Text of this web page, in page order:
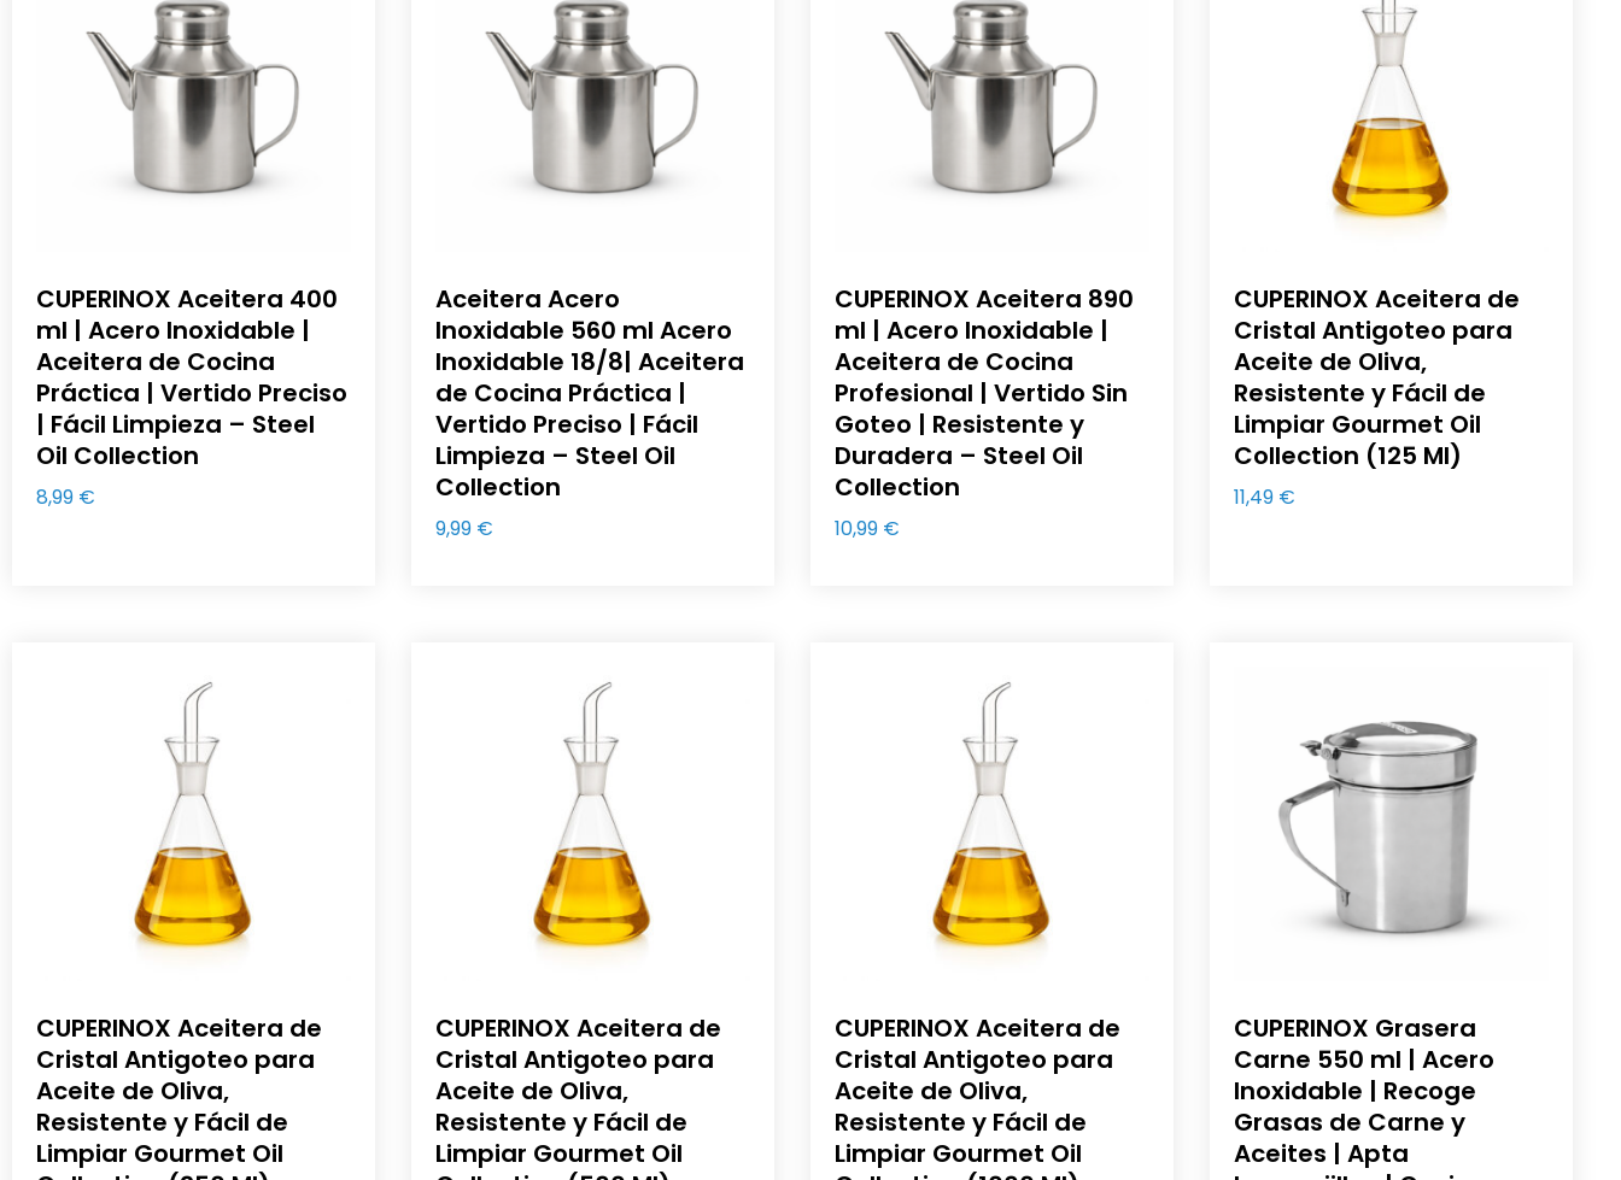
CUPERINOX Aceitera 400
ml | Acero Inoxidable |
Aceitera de Cocina
Práctica | Vertido Preciso
| Fácil Limpieza – Steel
Oil Collection
8,99 €
Aceitera Acero
Inoxidable 560 ml Acero
Inoxidable 18/8| Aceitera
de Cocina Práctica |
Vertido Preciso | Fácil
Limpieza – Steel Oil
Collection
9,99 €
CUPERINOX Aceitera 890
ml | Acero Inoxidable |
Aceitera de Cocina
Profesional | Vertido Sin
Goteo | Resistente y
Duradera – Steel Oil
Collection
10,99 €
CUPERINOX Aceitera de
Cristal Antigoteo para
Aceite de Oliva,
Resistente y Fácil de
Limpiar Gourmet Oil
Collection (125 Ml)
11,49 €
CUPERINOX Aceitera de
Cristal Antigoteo para
Aceite de Oliva,
Resistente y Fácil de
Limpiar Gourmet Oil
CUPERINOX Aceitera de
Cristal Antigoteo para
Aceite de Oliva,
Resistente y Fácil de
Limpiar Gourmet Oil
CUPERINOX Aceitera de
Cristal Antigoteo para
Aceite de Oliva,
Resistente y Fácil de
Limpiar Gourmet Oil
CUPERINOX Grasera
Carne 550 ml | Acero
Inoxidable | Recoge
Grasas de Carne y
Aceites | Apta